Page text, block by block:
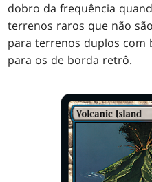
dobro da frequência
terrenos raros que não
para terrenos duplos com
para os de borda retrô.